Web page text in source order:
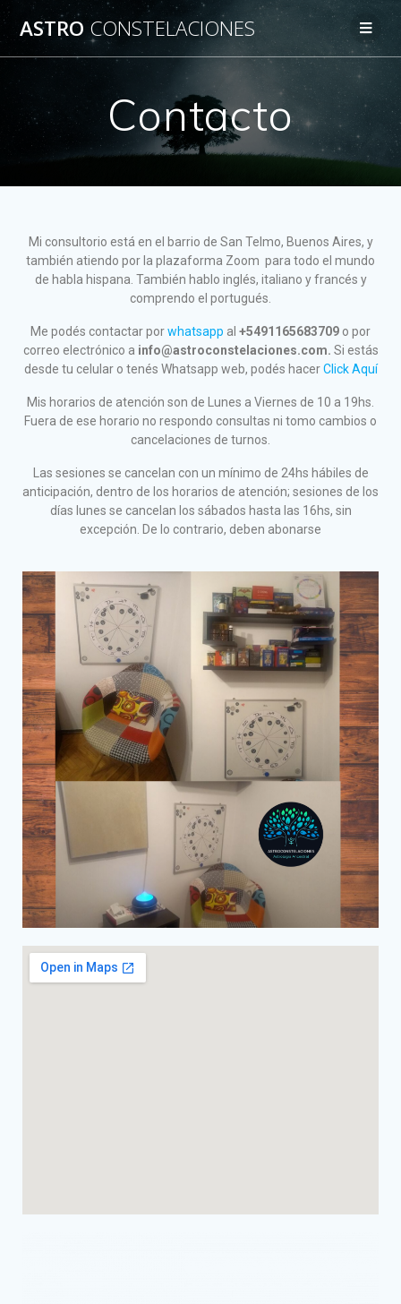
ASTRO CONSTELACIONES
Contacto
Mi consultorio está en el barrio de San Telmo, Buenos Aires, y
también atiendo por la plazaforma Zoom para todo el mundo
de habla hispana. También hablo inglés, italiano y francés y
comprendo el portugués.
Me podés contactar porwhatsapp al +5491165683709 o por
correo electrónico a info@astroconstelaciones.com. Si estás
desde tu celular o tenés Whatsapp web, podés hacerClick Aquí
Mis horarios de atención son de Lunes a Viernes de 10 a 19hs.
Fuera de ese horario no respondo consultas ni tomo cambios o
cancelaciones de turnos.
Las sesiones se cancelan con un mínimo de 24hs hábiles de
anticipación, dentro de los horarios de atención; sesiones de los
días lunes se cancelan los sábados hasta las 16hs, sin
excepción. De lo contrario, deben abonarse